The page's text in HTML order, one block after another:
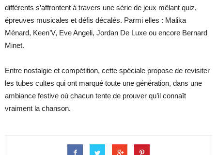
différents s’affrontent à travers une série de jeux mêlant quiz,
épreuves musicales et défis décalés. Parmi elles : Malika
Ménard, Keen’V, Eve Angeli, Jordan De Luxe ou encore Bernard
Minet.
Entre nostalgie et compétition, cette spéciale propose de revisiter
les tubes cultes qui ont marqué toute une génération, dans une
ambiance festive où chacun tente de prouver qu’il connaît
vraiment la chanson.